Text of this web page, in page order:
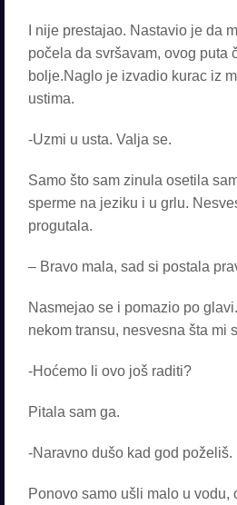
I nije prestajao. Nastavio je da
počela da svršavam, ovog puta
bolje.Naglo je izvadio kurac iz
ustima.
-Uzmi u usta. Valja se.
Samo što sam zinula osetila
sperme na jeziku i u grlu.
progutala.
– Bravo mala, sad si postala
Nasmejao se i pomazio po
nekom transu, nesvesna šta mi
-Hoćemo li ovo još raditi?
Pitala sam ga.
-Naravno dušo kad god poželiš.
Ponovo samo ušli malo u vodu,